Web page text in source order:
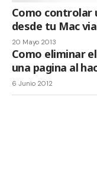
Como controlar
desde tu Mac
20 Mayo 2013
Como eliminar
una pagina al
6 Junio 2012